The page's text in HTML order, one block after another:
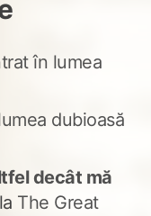
în lumea
dubioasă
decât mă
la The Great